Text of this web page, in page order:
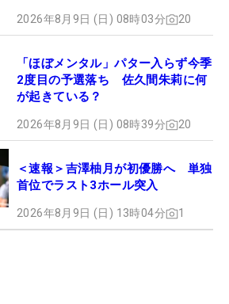
2026年8月9日 (日) 08時03分 20
「ほぼメンタル」パター入らず今季
2度目の予選落ち 佐久間朱莉に何
が起きている？
2026年8月9日 (日) 08時39分 20
＜速報＞吉澤柚月が初優勝へ 単独
首位でラスト3ホール突入
2026年8月9日 (日) 13時04分 1